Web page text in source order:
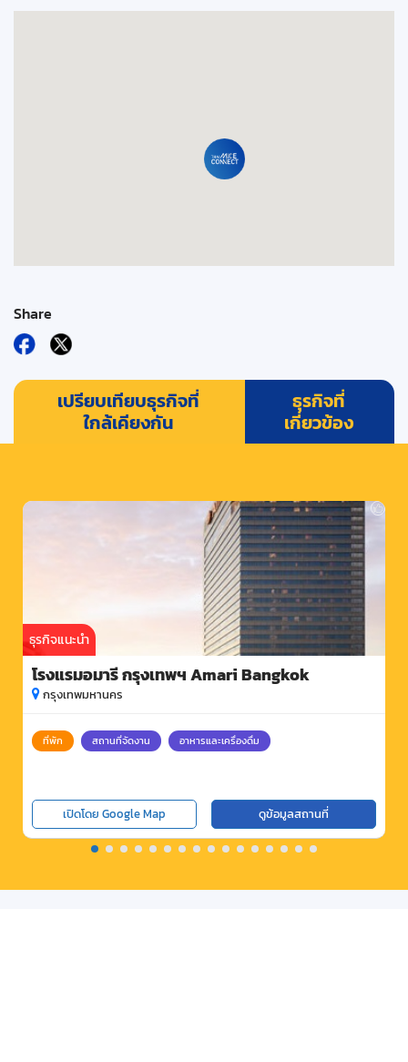
Share
เปรียบเทียบธุรกิจที่
ใกล้เคียงกัน
ธุรกิจที่
เกี่ยวข้อง
ธุรกิจแนะนำ
โรงแรมอมารี กรุงเทพฯ Amari Bangkok
กรุงเทพมหานคร
ที่พัก สถานที่จัดงาน อาหารและเครื่องดื่ม
เปิดโดย Google Map ดูข้อมูลสถานที่